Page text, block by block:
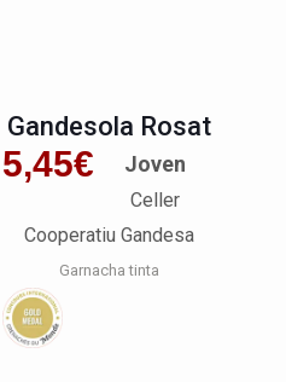
Gandesola Rosat
5,45€ Joven
Celler
Cooperatiu Gandesa
Garnacha tinta